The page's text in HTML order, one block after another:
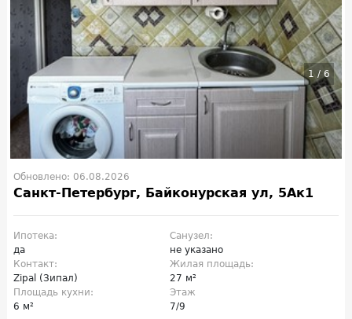
1 / 6
Обновлено: 06.08.2026
Санкт-Петербург, Байконурская ул, 5Ак1
Ипотека:
да
Санузел:
не указано
Контакт:
Zipal (Зипал)
Жилая площадь:
27 м²
Площадь кухни:
6 м²
Этаж
7/9